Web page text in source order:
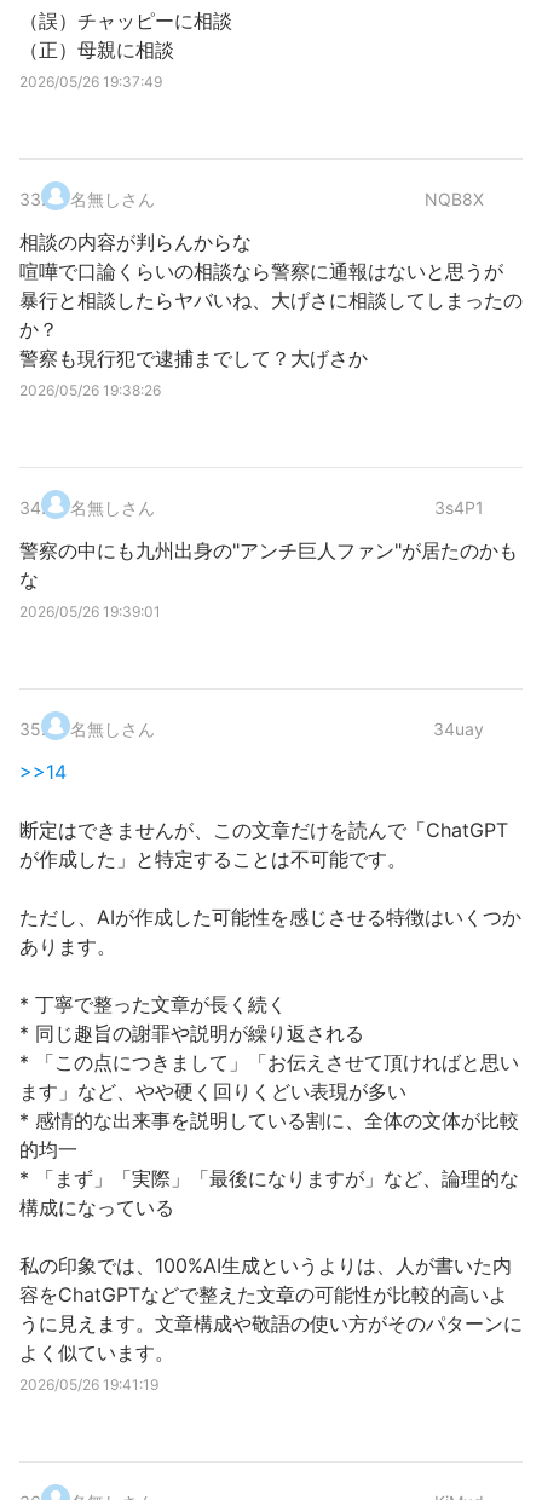
（誤）チャッピーに相談
（正）母親に相談
2026/05/26 19:37:49
33. 名無しさん NQB8X
相談の内容が判らんからな
喧嘩で口論くらいの相談なら警察に通報はないと思うが
暴行と相談したらヤバいね、大げさに相談してしまったの
か？
警察も現行犯で逮捕までして？大げさか
2026/05/26 19:38:26
34. 名無しさん 3s4P1
警察の中にも九州出身の"アンチ巨人ファン"が居たのかも
な
2026/05/26 19:39:01
35. 名無しさん 34uay
>>14
断定はできませんが、この文章だけを読んで「ChatGPT
が作成した」と特定することは不可能です。
ただし、AIが作成した可能性を感じさせる特徴はいくつか
あります。
* 丁寧で整った文章が長く続く
* 同じ趣旨の謝罪や説明が繰り返される
* 「この点につきまして」「お伝えさせて頂ければと思い
ます」など、やや硬く回りくどい表現が多い
* 感情的な出来事を説明している割に、全体の文体が比較
的均一
* 「まず」「実際」「最後になりますが」など、論理的な
構成になっている
私の印象では、100%AI生成というよりは、人が書いた内
容をChatGPTなどで整えた文章の可能性が比較的高いよ
うに見えます。文章構成や敬語の使い方がそのパターンに
よく似ています。
2026/05/26 19:41:19